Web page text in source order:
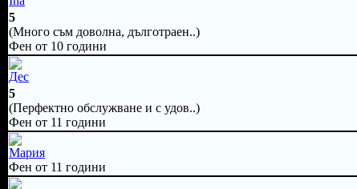
5
(Много съм доволна, дълготраен..)
Фен от 10 години
Дес
5
(Перфектно обслужване и с удов..)
Фен от 11 години
Мария
Фен от 11 години